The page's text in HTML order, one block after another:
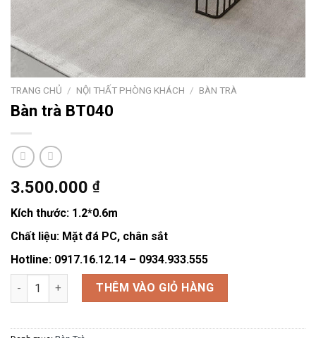
TRANG CHỦ / NỘI THẤT PHÒNG KHÁCH / BÀN TRÀ
Bàn trà BT040
3.500.000 ₫
Kích thước: 1.2*0.6m
Chất liệu: Mặt đá PC, chân sắt
Hotline: 0917.16.12.14 – 0934.933.555
Bàn trà BT040 số lượngTHÊM VÀO GIỎ HÀNG